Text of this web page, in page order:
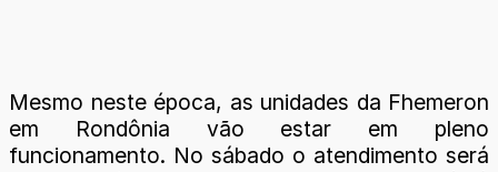
Mesmo neste época, as unidades da Fhemeron
em Rondônia vão estar em pleno
funcionamento. No sábado o atendimento será